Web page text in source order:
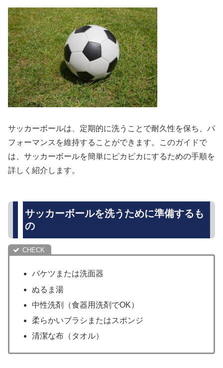
サッカーボールは、定期的に洗うことで耐久性を保ち、パ
フォーマンスを維持することができます。このガイドで
は、サッカーボールを簡単にピカピカにするための手順を
詳しく紹介します。
サッカーボールを洗うために準備するも
の
バケツまたは洗面器
ぬるま湯
中性洗剤（食器用洗剤でOK）
柔らかいブラシまたはスポンジ
清潔な布（タオル）